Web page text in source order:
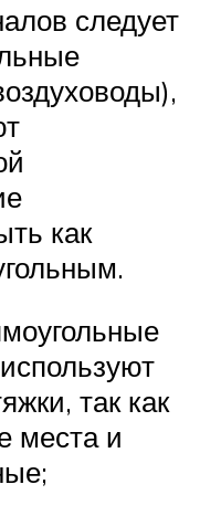
следует
как
так как
места и